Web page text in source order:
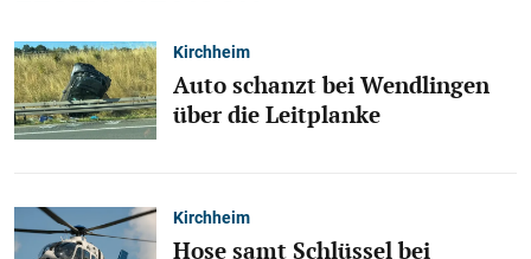
Kirchheim
Auto schanzt bei Wendlingen
über die Leitplanke
Kirchheim
Hose samt Schlüssel bei